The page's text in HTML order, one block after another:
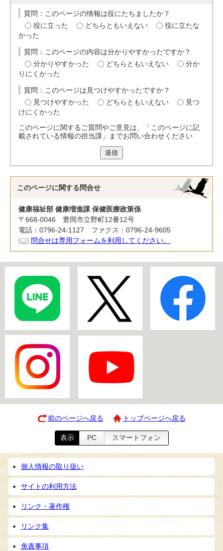
質問：このページの情報は役にたちましたか？
役に立った
どちらともいえない
役に立たな
かった
質問：このページの内容は分かりやすかったですか？
分かりやすかった
どちらともいえない
分か
りにくかった
質問：このページは見つけやすかったですか？
見つけやすかった
どちらともいえない
見つ
けにくかった
このページに関するご質問やご意見は、「このページに記
載されている情報の担当課」までお問い合わせください
送信
このページに関する 問合せ
健康福祉部 健康増進課 保健医療政策係
〒668-0046 豊岡市立野町12番12号
電話：0796-24-1127 ファクス：0796-24-9605
問合せは専用フォームを利用してください。
前のページへ戻る トップページへ戻る
表示 PC スマートフォン
個人情報の取り扱い
サイトの利用方法
リンク・著作権
リンク集
免責事項